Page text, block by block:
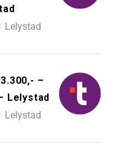
Lelystad
–
Lelystad
Lelystad